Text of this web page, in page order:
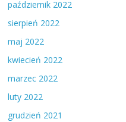
październik 2022
sierpień 2022
maj 2022
kwiecień 2022
marzec 2022
luty 2022
grudzień 2021